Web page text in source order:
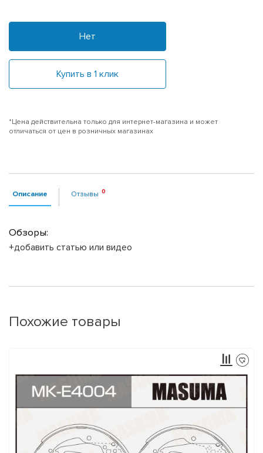
Нет
Купить в 1 клик
*Цена действительна только для интернет-магазина и может
отличаться от цен в розничных магазинах
Описание Отзывы
Обзоры:
+добавить статью или видео
Похожие товары